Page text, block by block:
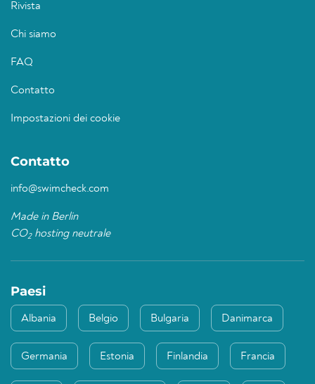
Rivista
Chi siamo
FAQ
Contatto
Impostazioni dei cookie
Contatto
info@swimcheck.com
Made in Berlin
CO2hosting neutrale
Paesi
Albania Belgio Bulgaria Danimarca
Germania Estonia Finlandia Francia